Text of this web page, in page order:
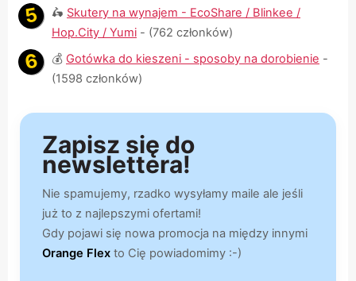
🛵 Skutery na wynajem - EcoShare / Blinkee /
Hop.City / Yumi - (762 członków)
💰 Gotówka do kieszeni - sposoby na dorobienie -
(1598 członków)
Zapisz się do
newslettera!
Nie spamujemy, rzadko wysyłamy maile ale jeśli
już to z najlepszymi ofertami!
Gdy pojawi się nowa promocja na między innymi
Orange Flex to Cię powiadomimy :-)